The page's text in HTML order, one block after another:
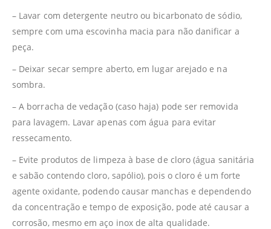
– Lavar com detergente neutro ou bicarbonato de sódio,
sempre com uma escovinha macia para não danificar a
peça.
– Deixar secar sempre aberto, em lugar arejado e na
sombra.
– A borracha de vedação (caso haja) pode ser removida
para lavagem. Lavar apenas com água para evitar
ressecamento.
– Evite produtos de limpeza à base de cloro (água sanitária
e sabão contendo cloro, sapólio), pois o cloro é um forte
agente oxidante, podendo causar manchas e dependendo
da concentração e tempo de exposição, pode até causar a
corrosão, mesmo em aço inox de alta qualidade.